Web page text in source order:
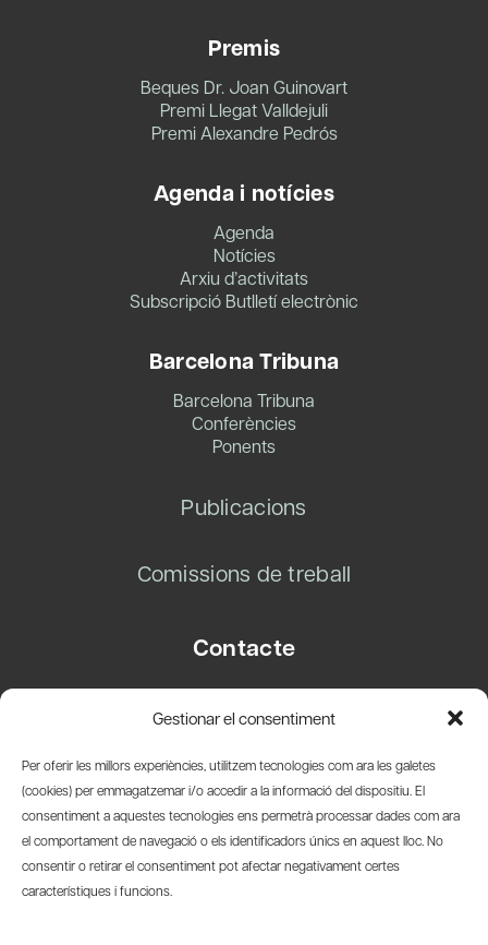
Gestionar el consentiment
Per oferir les millors experiències, utilitzem tecnologies com ara les galetes
(cookies) per emmagatzemar i/o accedir a la informació del dispositiu. El
consentiment a aquestes tecnologies ens permetrà processar dades com ara
el comportament de navegació o els identificadors únics en aquest lloc. No
consentir o retirar el consentiment pot afectar negativament certes
característiques i funcions.
Premis
Beques Dr. Joan Guinovart
Premi Llegat Valldejuli
Premi Alexandre Pedrós
Agenda i notícies
Agenda
Notícies
Arxiu d’activitats
Subscripció Butlletí electrònic
Barcelona Tribuna
Barcelona Tribuna
Conferències
Ponents
Publicacions
Comissions de treball
Contacte
08003 Barcelona
info@amicsdelpais.com
Suscripció Newsletter